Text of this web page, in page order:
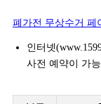
폐가전 무상수거 페
인터넷
사전 예약이 가